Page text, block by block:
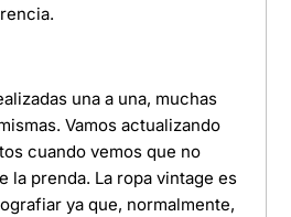
una a una, muchas
Vamos actualizando
cuando vemos que no
la prenda. La ropa vintage es
ya que, normalmente,